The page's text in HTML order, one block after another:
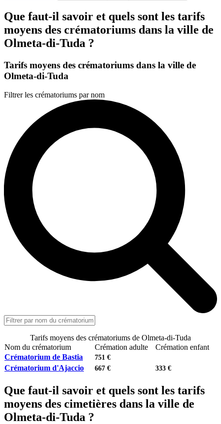
Que faut-il savoir et quels sont les tarifs
moyens des crématoriums dans la ville de
Olmeta-di-Tuda ?
Tarifs moyens des crématoriums dans la ville de
Olmeta-di-Tuda
Filtrer les crématoriums par nom
Tarifs moyens des crématoriums de Olmeta-di-Tuda
Nom du crématorium
Crémation adulte
Crémation enfant
Crématorium de Bastia
751 €
Crématorium d'Ajaccio 667 € 333 €
Que faut-il savoir et quels sont les tarifs
moyens des cimetières dans la ville de
Olmeta-di-Tuda ?